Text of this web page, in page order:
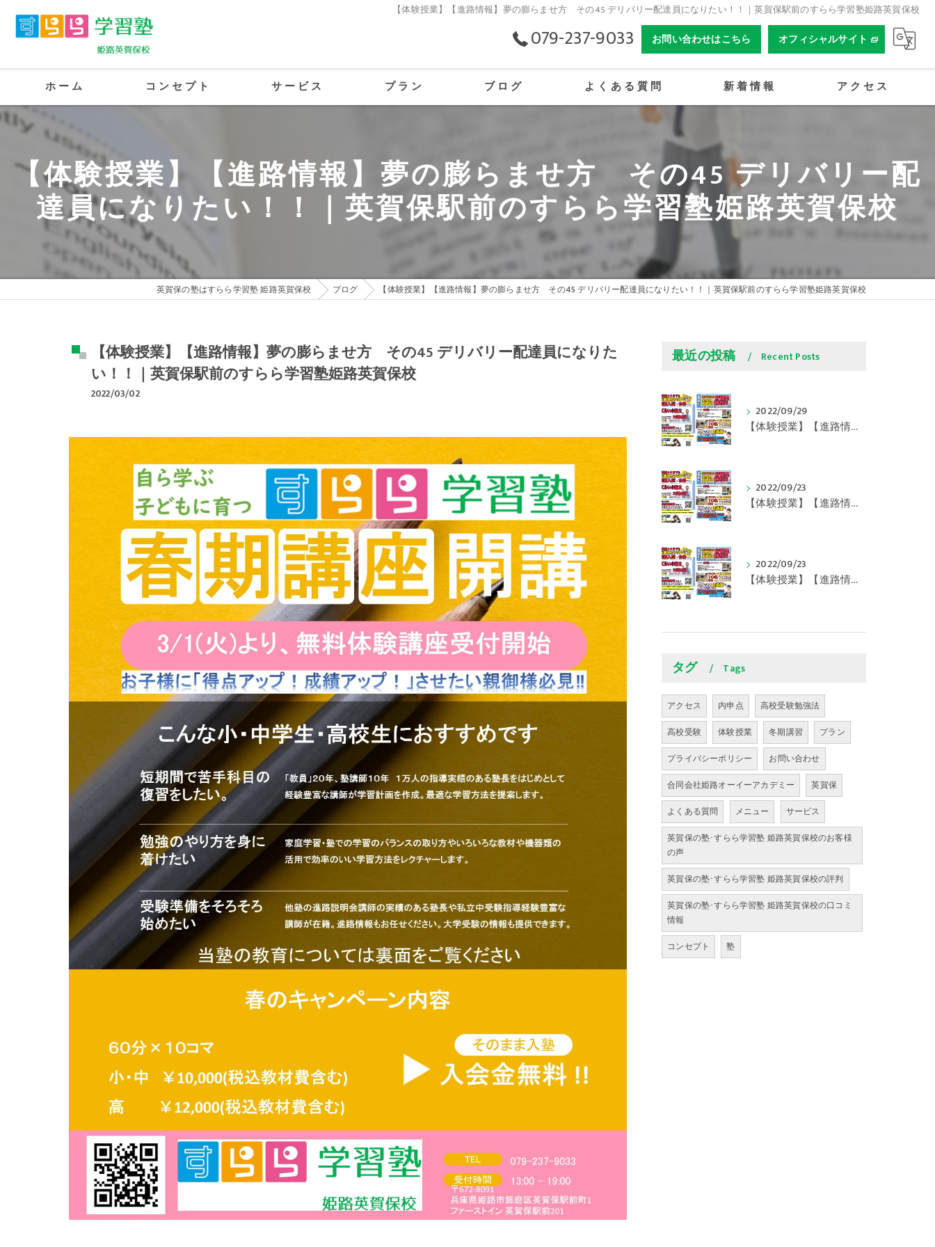
【体験授業】【進路情報】夢の膨らませ方 その45 デリバリー配達員になりたい！！｜英賀保駅前のすらら学習塾姫路英賀保校
079-237-9033 お問い合わせはこちら オフィシャルサイト
ホーム コンセプト
英賀保の塾･すらら学習塾 姫路英賀保校の評判
英賀保の塾･すらら学習塾 姫路英賀保校のお客様の声
サービス プラン ブログ よくある質問 新着情報 アクセス
【体験授業】【進路情報】夢の膨らませ方 その45 デリバリー配
達員になりたい！！｜英賀保駅前のすらら学習塾姫路英賀保校
英賀保の塾はすらら学習塾 姫路英賀保校 ブログ 【体験授業】【進路情報】夢の膨らませ方 その45 デリバリー配達員になりたい！！｜英賀保駅前のすらら学習塾姫路英賀保校
【体験授業】【進路情報】夢の膨らませ方 その45 デリバリー配達員になりた
い！！｜英賀保駅前のすらら学習塾姫路英賀保校
2022/03/02
最近の投稿 Recent Posts
2022/09/29
【体験授業】【進路情報】学びの豆知識 その108 やはり、これに帰ってくる？｜英賀保駅前のすらら学習塾姫路英賀保校
2022/09/23
【体験授業】【進路情報】学びの豆知識 その107 実力テストや模試が苦手な人は｜英賀保駅前のすらら学習塾姫路英賀保校
2022/09/23
【体験授業】【進路情報】学びの豆知識 その106 やはり目的がないとモチベーションが上がらない ｜英賀保駅前のすらら学習塾姫路英賀保校
タグ Tags
アクセス 内申点
高校受験勉強法
高校受験
体験授業 冬期講習
プラン
プライバシーポリシー
お問い合わせ
合同会社姫路オーイーアカデミー
英賀保
よくある質問
メニュー
サービス
英賀保の塾･すらら学習塾 姫路英賀保校のお客様
の声
英賀保の塾･すらら学習塾 姫路英賀保校の評判
英賀保の塾･すらら学習塾 姫路英賀保校の口コミ
情報
コンセプト
塾